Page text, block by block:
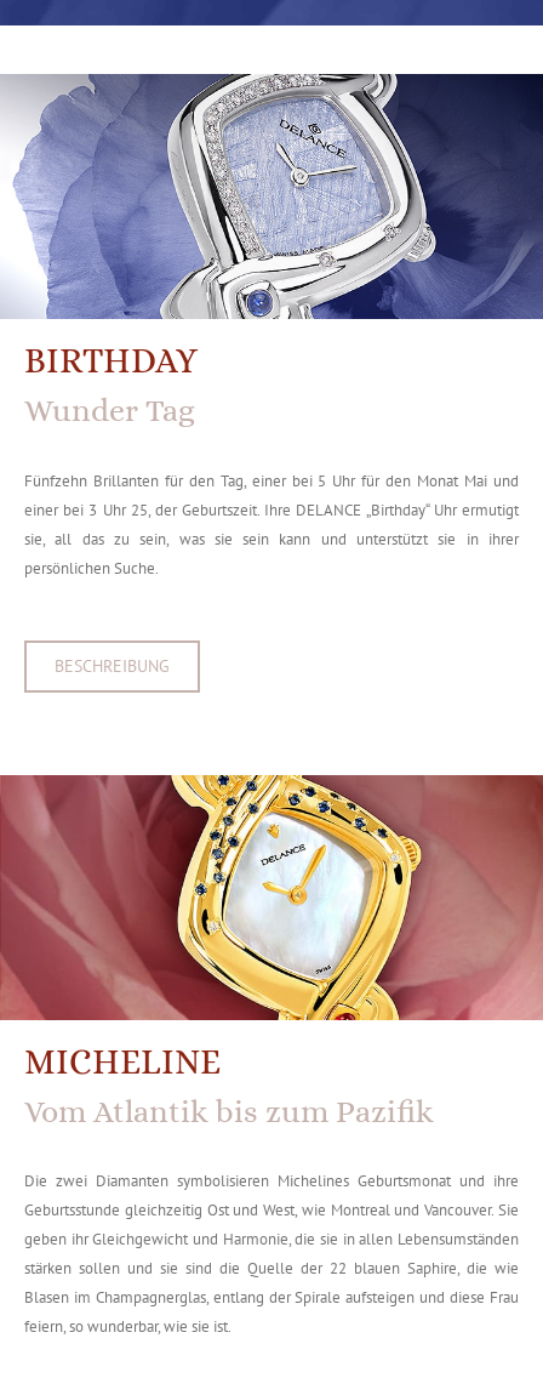
BIRTHDAY
Wunder Tag
Fünfzehn Brillanten für den Tag, einer bei 5 Uhr für den Monat Mai und
einer bei 3 Uhr 25, der Geburtszeit. Ihre DELANCE „Birthday“ Uhr ermutigt
sie, all das zu sein, was sie sein kann und unterstützt sie in ihrer
persönlichen Suche.
BESCHREIBUNG
MICHELINE
Vom Atlantik bis zum Pazifik
Die zwei Diamanten symbolisieren Michelines Geburtsmonat und ihre
Geburtsstunde gleichzeitig Ost und West, wie Montreal und Vancouver. Sie
geben ihr Gleichgewicht und Harmonie, die sie in allen Lebensumständen
stärken sollen und sie sind die Quelle der 22 blauen Saphire, die wie
Blasen im Champagnerglas, entlang der Spirale aufsteigen und diese Frau
feiern, so wunderbar, wie sie ist.